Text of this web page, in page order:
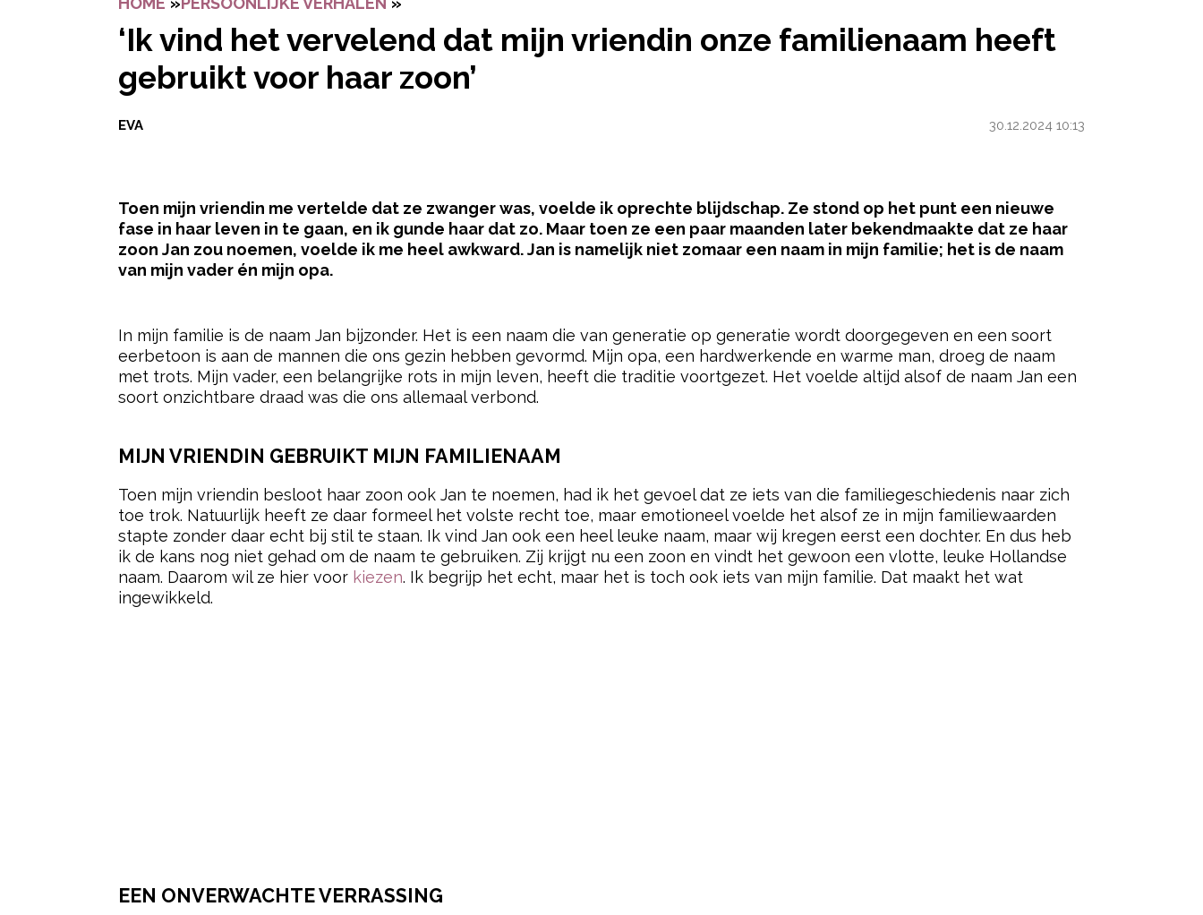
‘Ik vind het vervelend dat mijn vriendin onze familienaam heeft
gebruikt voor haar zoon’
EVA 30.12.2024 10:13
Toen mijn vriendin me vertelde dat ze zwanger was, voelde ik oprechte blijdschap. Ze stond op het punt een nieuwe
fase in haar leven in te gaan, en ik gunde haar dat zo. Maar toen ze een paar maanden later bekendmaakte dat ze haar
zoon Jan zou noemen, voelde ik me heel awkward. Jan is namelijk niet zomaar een naam in mijn familie; het is de naam
van mijn vader én mijn opa.
In mijn familie is de naam Jan bijzonder. Het is een naam die van generatie op generatie wordt doorgegeven en een soort
eerbetoon is aan de mannen die ons gezin hebben gevormd. Mijn opa, een hardwerkende en warme man, droeg de naam
met trots. Mijn vader, een belangrijke rots in mijn leven, heeft die traditie voortgezet. Het voelde altijd alsof de naam Jan een
soort onzichtbare draad was die ons allemaal verbond.
MIJN VRIENDIN GEBRUIKT MIJN FAMILIENAAM
Toen mijn vriendin besloot haar zoon ook Jan te noemen, had ik het gevoel dat ze iets van die familiegeschiedenis naar zich
toe trok. Natuurlijk heeft ze daar formeel het volste recht toe, maar emotioneel voelde het alsof ze in mijn familiewaarden
stapte zonder daar echt bij stil te staan. Ik vind Jan ook een heel leuke naam, maar wij kregen eerst een dochter. En dus heb
ik de kans nog niet gehad om de naam te gebruiken. Zij krijgt nu een zoon en vindt het gewoon een vlotte, leuke Hollandse
naam. Daarom wil ze hier voor kiezen. Ik begrijp het echt, maar het is toch ook iets van mijn familie. Dat maakt het wat
ingewikkeld.
EEN ONVERWACHTE VERRASSING